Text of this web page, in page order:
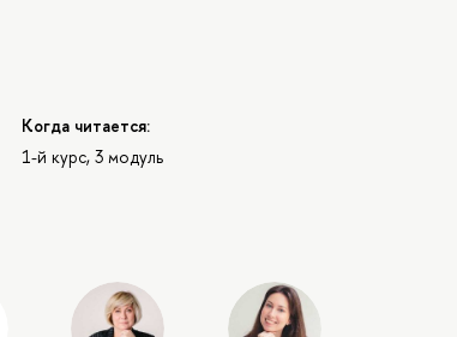
Когда читается:
1-й курс, 3 модуль